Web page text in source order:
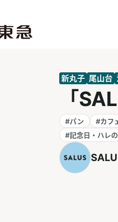
新丸子 尾山台
「
#パン #カフ
#記念日・ハレ